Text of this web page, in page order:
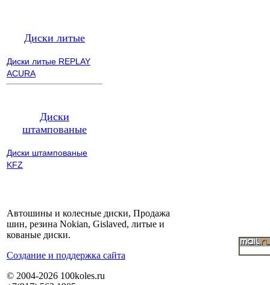
Диски литые
Диски литые REPLAY
ACURA
Диски
штампованые
Диски штампованые
KFZ
Автошины и колесные диски, Продажа
шин, резина Nokian, Gislaved, литые и
кованые диски.
Cоздание и поддержка сайта
© 2004-2026 100koles.ru